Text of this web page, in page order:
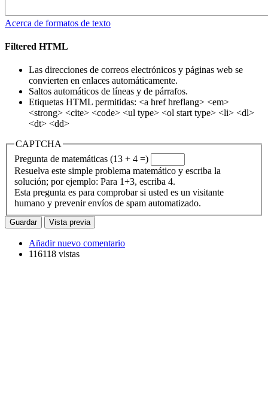
Acerca de formatos de texto
Filtered HTML
Las direcciones de correos electrónicos y páginas web se
convierten en enlaces automáticamente.
Saltos automáticos de líneas y de párrafos.
Etiquetas HTML permitidas: <a href hreflang> <em>
<strong> <cite> <code> <ul type> <ol start type> <li> <dl>
<dt> <dd>
CAPTCHA
Pregunta de matemáticas (13 + 4 =)
Resuelva este simple problema matemático y escriba la
solución; por ejemplo: Para 1+3, escriba 4.
Esta pregunta es para comprobar si usted es un visitante
humano y prevenir envíos de spam automatizado.
Añadir nuevo comentario
116118 vistas